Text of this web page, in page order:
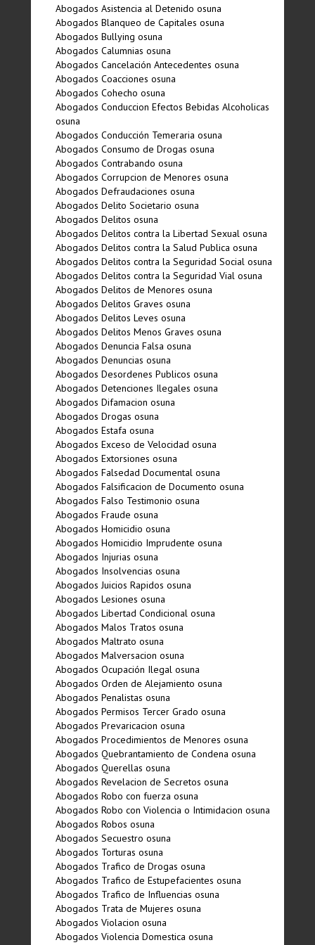
Abogados Asistencia al Detenido osuna
Abogados Blanqueo de Capitales osuna
Abogados Bullying osuna
Abogados Calumnias osuna
Abogados Cancelación Antecedentes osuna
Abogados Coacciones osuna
Abogados Cohecho osuna
Abogados Conduccion Efectos Bebidas Alcoholicas
osuna
Abogados Conducción Temeraria osuna
Abogados Consumo de Drogas osuna
Abogados Contrabando osuna
Abogados Corrupcion de Menores osuna
Abogados Defraudaciones osuna
Abogados Delito Societario osuna
Abogados Delitos osuna
Abogados Delitos contra la Libertad Sexual osuna
Abogados Delitos contra la Salud Publica osuna
Abogados Delitos contra la Seguridad Social osuna
Abogados Delitos contra la Seguridad Vial osuna
Abogados Delitos de Menores osuna
Abogados Delitos Graves osuna
Abogados Delitos Leves osuna
Abogados Delitos Menos Graves osuna
Abogados Denuncia Falsa osuna
Abogados Denuncias osuna
Abogados Desordenes Publicos osuna
Abogados Detenciones Ilegales osuna
Abogados Difamacion osuna
Abogados Drogas osuna
Abogados Estafa osuna
Abogados Exceso de Velocidad osuna
Abogados Extorsiones osuna
Abogados Falsedad Documental osuna
Abogados Falsificacion de Documento osuna
Abogados Falso Testimonio osuna
Abogados Fraude osuna
Abogados Homicidio osuna
Abogados Homicidio Imprudente osuna
Abogados Injurias osuna
Abogados Insolvencias osuna
Abogados Juicios Rapidos osuna
Abogados Lesiones osuna
Abogados Libertad Condicional osuna
Abogados Malos Tratos osuna
Abogados Maltrato osuna
Abogados Malversacion osuna
Abogados Ocupación Ilegal osuna
Abogados Orden de Alejamiento osuna
Abogados Penalistas osuna
Abogados Permisos Tercer Grado osuna
Abogados Prevaricacion osuna
Abogados Procedimientos de Menores osuna
Abogados Quebrantamiento de Condena osuna
Abogados Querellas osuna
Abogados Revelacion de Secretos osuna
Abogados Robo con fuerza osuna
Abogados Robo con Violencia o Intimidacion osuna
Abogados Robos osuna
Abogados Secuestro osuna
Abogados Torturas osuna
Abogados Trafico de Drogas osuna
Abogados Trafico de Estupefacientes osuna
Abogados Trafico de Influencias osuna
Abogados Trata de Mujeres osuna
Abogados Violacion osuna
Abogados Violencia Domestica osuna